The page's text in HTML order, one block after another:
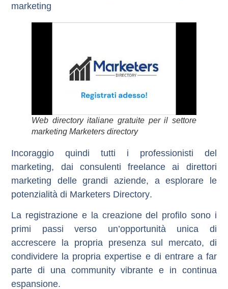
marketing
Web directory italiane gratuite per il settore
marketing Marketers directory
Incoraggio quindi tutti i professionisti del
marketing, dai consulenti freelance ai direttori
marketing delle grandi aziende, a esplorare le
potenzialità di Marketers Directory.
La registrazione e la creazione del profilo sono i
primi passi verso un’opportunità unica di
accrescere la propria presenza sul mercato, di
condividere la propria expertise e di entrare a far
parte di una community vibrante e in continua
espansione.